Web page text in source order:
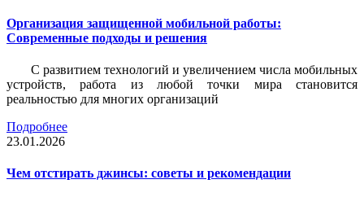
Организация защищенной мобильной работы:
Современные подходы и решения
С развитием технологий и увеличением числа мобильных
устройств, работа из любой точки мира становится
реальностью для многих организаций
Подробнее
23.01.2026
Чем отстирать джинсы: советы и рекомендации